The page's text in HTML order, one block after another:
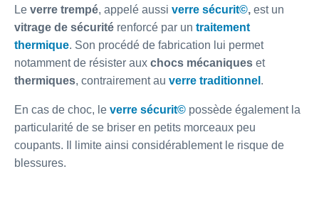
Le verre trempé, appelé aussi verre sécurit©, est un
vitrage de sécurité renforcé par un traitement
thermique. Son procédé de fabrication lui permet
notamment de résister aux chocs mécaniques et
thermiques, contrairement au verre traditionnel .
En cas de choc, le verre sécurit© possède également la
particularité de se briser en petits morceaux peu
coupants. Il limite ainsi considérablement le risque de
blessures.